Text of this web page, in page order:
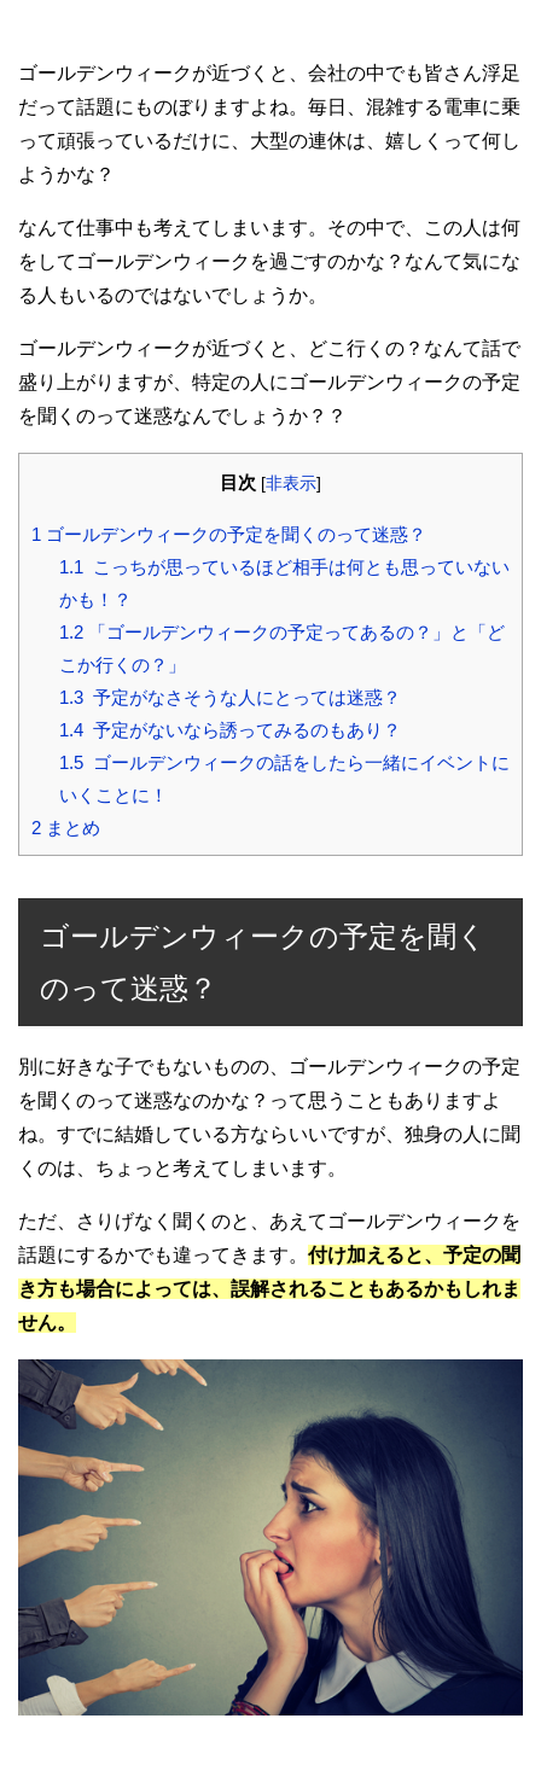
ゴールデンウィークが近づくと、会社の中でも皆さん浮足
だって話題にものぼりますよね。毎日、混雑する電車に乗
って頑張っているだけに、大型の連休は、嬉しくって何し
ようかな？
なんて仕事中も考えてしまいます。その中で、この人は何
をしてゴールデンウィークを過ごすのかな？なんて気にな
る人もいるのではないでしょうか。
ゴールデンウィークが近づくと、どこ行くの？なんて話で
盛り上がりますが、特定の人にゴールデンウィークの予定
を聞くのって迷惑なんでしょうか？？
目次 [非表示]
1 ゴールデンウィークの予定を聞くのって迷惑？
1.1 こっちが思っているほど相手は何とも思っていない
かも！？
1.2「ゴールデンウィークの予定ってあるの？」と「ど
こか行くの？」
1.3予定がなさそうな人にとっては迷惑？
1.4予定がないなら誘ってみるのもあり？
1.5ゴールデンウィークの話をしたら一緒にイベントに
いくことに！
2 まとめ
ゴールデンウィークの予定を聞く
のって迷惑？
別に好きな子でもないものの、ゴールデンウィークの予定
を聞くのって迷惑なのかな？って思うこともありますよ
ね。すでに結婚している方ならいいですが、独身の人に聞
くのは、ちょっと考えてしまいます。
ただ、さりげなく聞くのと、あえてゴールデンウィークを
話題にするかでも違ってきます。 付け加えると、予定の聞
き方も場合によっては、誤解されることもあるかもしれま
せん。